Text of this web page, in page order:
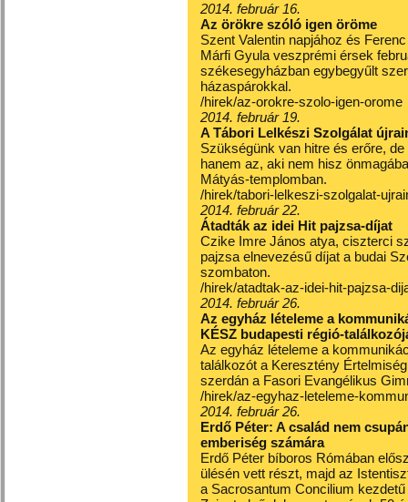
2014. február 16.
Az örökre szóló igen öröme
Szent Valentin napjához és
Márfi Gyula veszprémi érsek
székesegyházban egybegyűlt
házaspárokkal.
/hirek/az-orokre-szolo-igen-orome
2014. február 19.
A Tábori Lelkészi Szolgálat
Szükségünk van hitre és erőre,
hanem az, aki nem hisz
Mátyás-templomban.
/hirek/tabori-lelkeszi-szolgalat-
2014. február 22.
Átadták az idei Hit pajzsa-díjat
Czike Imre János atya, ciszterci
pajzsa elnevezésű díjat a budai
szombaton.
/hirek/atadtak-az-idei-hit-pajzsa-
2014. február 26.
Az egyház lételeme a
KÉSZ budapesti régió-
Az egyház lételeme a
találkozót a Keresztény
szerdán a Fasori Evangélikus
/hirek/az-egyhaz-leteleme-
2014. február 26.
Erdő Péter: A család nem
emberiség számára
Erdő Péter bíboros Rómában
ülésén vett részt, majd az
a Sacrosantum Concilium